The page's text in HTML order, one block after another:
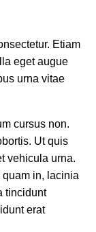
Etiam
eget augue
urna vitae
cursus non.
Ut quis
vehicula urna.
in, lacinia
tincidunt
erat